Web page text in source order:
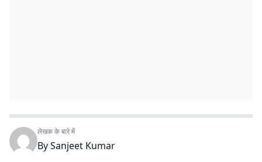
लेखक के बारे में
BySanjeet Kumar